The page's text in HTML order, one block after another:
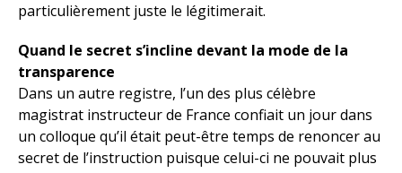
particulièrement juste le légitimerait.
Quand le secret s’incline devant la mode de la
transparence
Dans un autre registre, l’un des plus célèbre
magistrat instructeur de France confiait un jour dans
un colloque qu’il était peut-être temps de renoncer au
secret de l’instruction puisque celui-ci ne pouvait plus